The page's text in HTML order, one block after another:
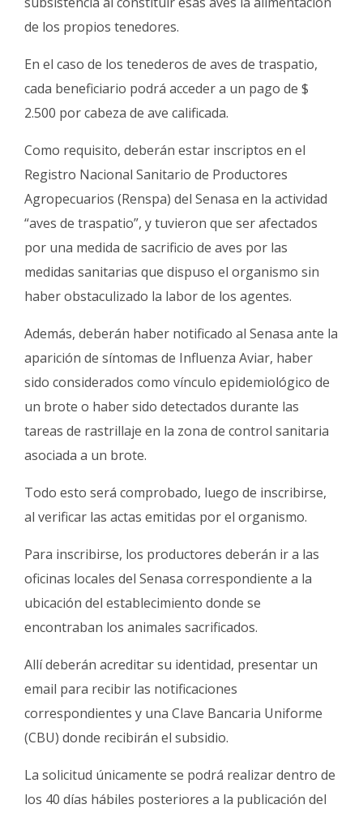
de los propios tenedores.
En el caso de los tenederos de aves de traspatio,
cada beneficiario podrá acceder a un pago de $
2.500 por cabeza de ave calificada.
Como requisito, deberán estar inscriptos en el
Registro Nacional Sanitario de Productores
Agropecuarios (Renspa) del Senasa en la actividad
“aves de traspatio”, y tuvieron que ser afectados
por una medida de sacrificio de aves por las
medidas sanitarias que dispuso el organismo sin
haber obstaculizado la labor de los agentes.
Además, deberán haber notificado al Senasa ante la
aparición de síntomas de Influenza Aviar, haber
sido considerados como vínculo epidemiológico de
un brote o haber sido detectados durante las
tareas de rastrillaje en la zona de control sanitaria
asociada a un brote.
Todo esto será comprobado, luego de inscribirse,
al verificar las actas emitidas por el organismo.
Para inscribirse, los productores deberán ir a las
oficinas locales del Senasa correspondiente a la
ubicación del establecimiento donde se
encontraban los animales sacrificados.
Allí deberán acreditar su identidad, presentar un
email para recibir las notificaciones
correspondientes y una Clave Bancaria Uniforme
(CBU) donde recibirán el subsidio.
La solicitud únicamente se podrá realizar dentro de
los 40 días hábiles posteriores a la publicación del